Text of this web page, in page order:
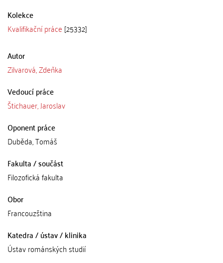
Kolekce
Kvalifikační práce [25332]
Autor
Zilvarová, Zdeňka
Vedoucí práce
Štichauer, Jaroslav
Oponent práce
Duběda, Tomáš
Fakulta / součást
Filozofická fakulta
Obor
Francouzština
Katedra / ústav / klinika
Ústav románských studií